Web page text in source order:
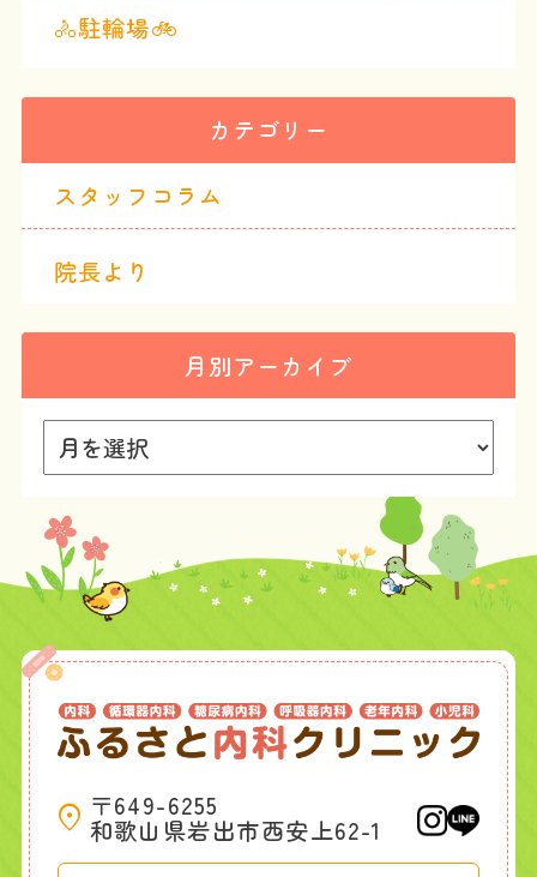
🚴駐輪場🚲
カテゴリー
スタッフコラム
院長より
月別アーカイブ
〒649-6255
和歌山県岩出市西安上62-1